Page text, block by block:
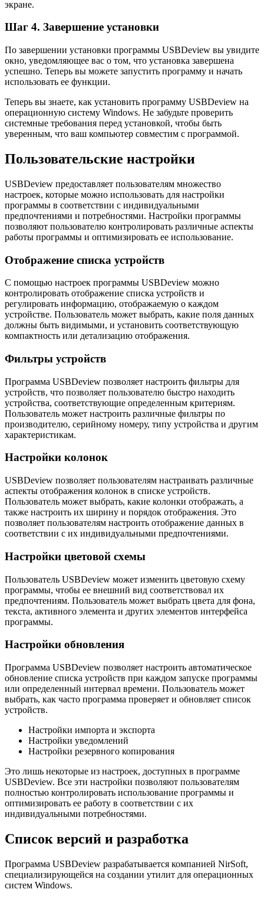
экране.
Шаг 4. Завершение установки
По завершении установки программы USBDeview вы увидите
окно, уведомляющее вас о том, что установка завершена
успешно. Теперь вы можете запустить программу и начать
использовать ее функции.
Теперь вы знаете, как установить программу USBDeview на
операционную систему Windows. Не забудьте проверить
системные требования перед установкой, чтобы быть
уверенным, что ваш компьютер совместим с программой.
Пользовательские настройки
USBDeview предоставляет пользователям множество
настроек, которые можно использовать для настройки
программы в соответствии с индивидуальными
предпочтениями и потребностями. Настройки программы
позволяют пользователю контролировать различные аспекты
работы программы и оптимизировать ее использование.
Отображение списка устройств
С помощью настроек программы USBDeview можно
контролировать отображение списка устройств и
регулировать информацию, отображаемую о каждом
устройстве. Пользователь может выбрать, какие поля данных
должны быть видимыми, и установить соответствующую
компактность или детализацию отображения.
Фильтры устройств
Программа USBDeview позволяет настроить фильтры для
устройств, что позволяет пользователю быстро находить
устройства, соответствующие определенным критериям.
Пользователь может настроить различные фильтры по
производителю, серийному номеру, типу устройства и другим
характеристикам.
Настройки колонок
USBDeview позволяет пользователям настраивать различные
аспекты отображения колонок в списке устройств.
Пользователь может выбрать, какие колонки отображать, а
также настроить их ширину и порядок отображения. Это
позволяет пользователям настроить отображение данных в
соответствии с их индивидуальными предпочтениями.
Настройки цветовой схемы
Пользователь USBDeview может изменить цветовую схему
программы, чтобы ее внешний вид соответствовал их
предпочтениям. Пользователь может выбрать цвета для фона,
текста, активного элемента и других элементов интерфейса
программы.
Настройки обновления
Программа USBDeview позволяет настроить автоматическое
обновление списка устройств при каждом запуске программы
или определенный интервал времени. Пользователь может
выбрать, как часто программа проверяет и обновляет список
устройств.
Настройки импорта и экспорта
Настройки уведомлений
Настройки резервного копирования
Это лишь некоторые из настроек, доступных в программе
USBDeview. Все эти настройки позволяют пользователям
полностью контролировать использование программы и
оптимизировать ее работу в соответствии с их
индивидуальными потребностями.
Список версий и разработка
Программа USBDeview разрабатывается компанией NirSoft,
специализирующейся на создании утилит для операционных
систем Windows.